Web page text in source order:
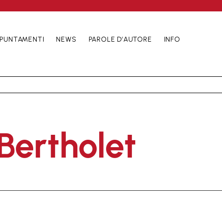
NEWS PAROLE D’AUTORE INFO